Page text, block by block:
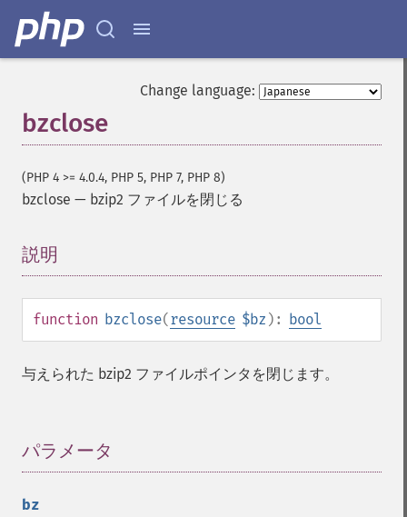
Change language:
bzclose
(PHP 4 >= 4.0.4, PHP 5, PHP 7, PHP 8)
bzclose — bzip2 ファイルを閉じる
説明
function bzclose(resource $bz ): bool
与えられた bzip2 ファイルポインタを閉じます。
パラメータ
bz